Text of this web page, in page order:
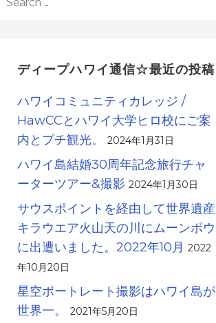
FOR:
ディープハワイ通信☆最近の投稿
ハワイコミュニティカレッジ /
HawCCとハワイ大学ヒロ校にご案
内とプチ観光。
2024年1月31日
ハワイ島結婚30周年記念旅行チャ
ーターツアー&撮影 2024年1月30日
サウスポイントを経由して世界遺産
キラウエア火山天の川にムーンボウ
に出遭いました。2022年10月 2022
年10月20日
星空ポートレート撮影はハワイ島が
世界一。
2021年5月20日